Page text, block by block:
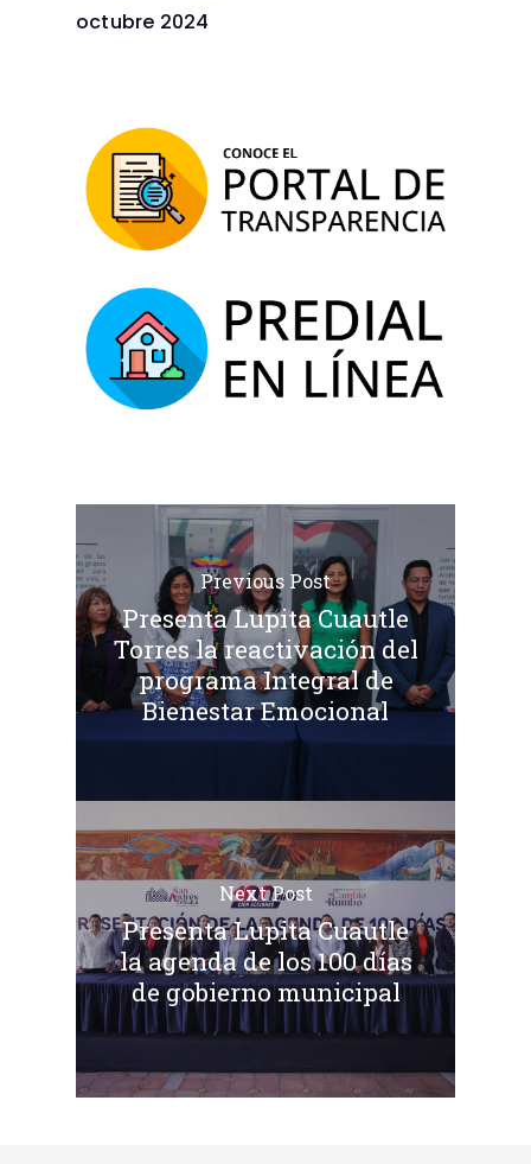
octubre 2024
Previous Post
Presenta Lupita Cuautle
Torres la reactivación del
programa Integral de
Bienestar Emocional
Next Post
Presenta Lupita Cuautle
la agenda de los 100 días
de gobierno municipal